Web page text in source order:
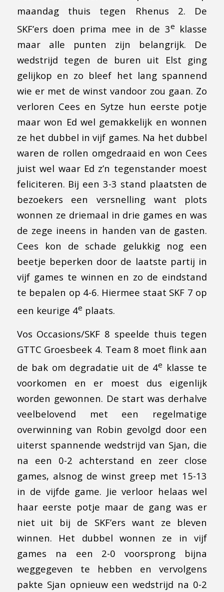
maandag thuis tegen Rhenus 2. De
SKF’ers doen prima mee in de 3e klasse
maar alle punten zijn belangrijk. De
wedstrijd tegen de buren uit Elst ging
gelijkop en zo bleef het lang spannend
wie er met de winst vandoor zou gaan. Zo
verloren Cees en Sytze hun eerste potje
maar won Ed wel gemakkelijk en wonnen
ze het dubbel in vijf games. Na het dubbel
waren de rollen omgedraaid en won Cees
juist wel waar Ed z’n tegenstander moest
feliciteren. Bij een 3-3 stand plaatsten de
bezoekers een versnelling want plots
wonnen ze driemaal in drie games en was
de zege ineens in handen van de gasten.
Cees kon de schade gelukkig nog een
beetje beperken door de laatste partij in
vijf games te winnen en zo de eindstand
te bepalen op 4-6. Hiermee staat SKF 7 op
een keurige 4e plaats.
Vos Occasions/SKF 8 speelde thuis tegen
GTTC Groesbeek 4. Team 8 moet flink aan
de bak om degradatie uit de 4e klasse te
voorkomen en er moest dus eigenlijk
worden gewonnen. De start was derhalve
veelbelovend met een regelmatige
overwinning van Robin gevolgd door een
uiterst spannende wedstrijd van Sjan, die
na een 0-2 achterstand en zeer close
games, alsnog de winst greep met 15-13
in de vijfde game. Jie verloor helaas wel
haar eerste potje maar de gang was er
niet uit bij de SKF’ers want ze bleven
winnen. Het dubbel wonnen ze in vijf
games na een 2-0 voorsprong bijna
weggegeven te hebben en vervolgens
pakte Sjan opnieuw een wedstrijd na 0-2